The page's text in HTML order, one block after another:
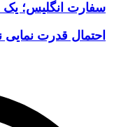
سفارت انگلیس؛ یک
احتمال قدرت نمایی